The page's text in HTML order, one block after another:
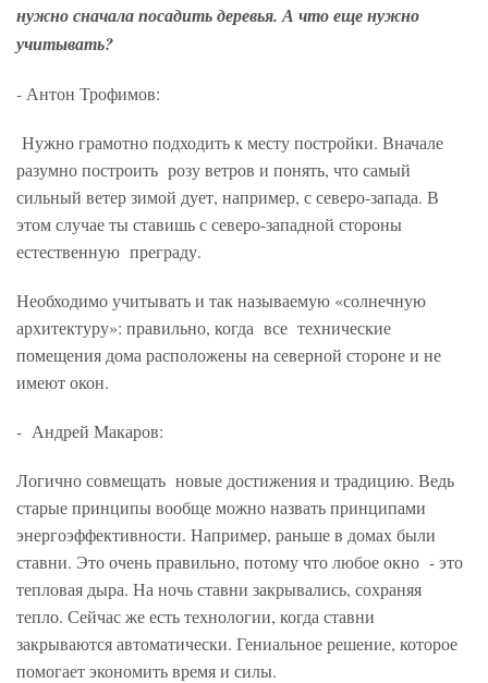
нужно сначала посадить деревья. А что еще нужно
учитывать?
- Антон Трофимов:
Нужно грамотно подходить к месту постройки. Вначале
разумно построить розу ветров и понять, что самый
сильный ветер зимой дует, например, с северо-запада. В
этом случае ты ставишь с северо-западной стороны
естественную преграду.
Необходимо учитывать и так называемую «солнечную
архитектуру»: правильно, когда все технические
помещения дома расположены на северной стороне и не
имеют окон.
- Андрей Макаров:
Логично совмещать новые достижения и традицию. Ведь
старые принципы вообще можно назвать принципами
энергоэффективности. Например, раньше в домах были
ставни. Это очень правильно, потому что любое окно - это
тепловая дыра. На ночь ставни закрывались, сохраняя
тепло. Сейчас же есть технологии, когда ставни
закрываются автоматически. Гениальное решение, которое
помогает экономить время и силы.